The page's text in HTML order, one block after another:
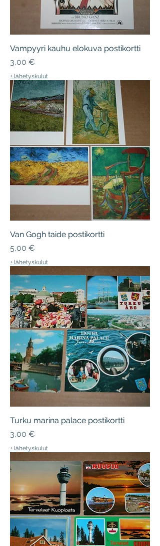
Vampyyri kauhu elokuva postikortti
Hinta
3,00 €
+ lähetyskulut
Van Gogh taide postikortti
Hinta
5,00 €
+ lähetyskulut
Turku marina palace postikortti
Hinta
3,00 €
+ lähetyskulut